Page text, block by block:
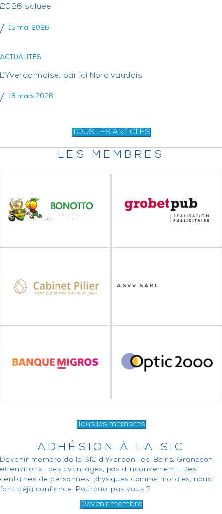
2026 saluée
15 mai 2026
ACTUALITÉS
L’Yverdonnoise, par ici Nord vaudois
18 mars 2026
TOUS LES ARTICLES
LES MEMBRES
AGVV SÀRL
Tous les membres
ADHÉSION À LA SIC
Devenir membre de la SIC d’Yverdon-les-Bains, Grandson
et environs : des avantages, pas d’inconvénient ! Des
centaines de personnes, physiques comme morales, nous
font déjà confiance. Pourquoi pas vous ?
Devenir membre